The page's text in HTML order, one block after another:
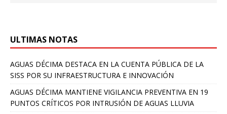
ULTIMAS NOTAS
AGUAS DÉCIMA DESTACA EN LA CUENTA PÚBLICA DE LA
SISS POR SU INFRAESTRUCTURA E INNOVACIÓN
AGUAS DÉCIMA MANTIENE VIGILANCIA PREVENTIVA EN 19
PUNTOS CRÍTICOS POR INTRUSIÓN DE AGUAS LLUVIA